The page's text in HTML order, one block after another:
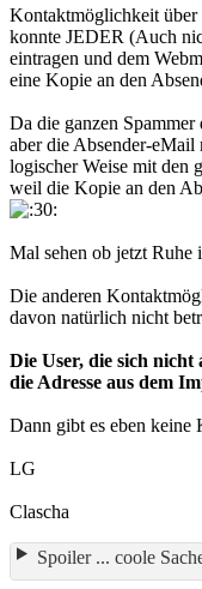
Kontaktmöglichkeit
konnte JEDER (Auch
eintragen und dem
eine Kopie an den
Da die ganzen
aber die Absender-eMail
logischer Weise mit den
weil die Kopie an den
Mal sehen ob jetzt Ruhe
Die anderen
davon natürlich nicht
Die User, die sich nicht
die Adresse aus dem
Dann gibt es eben keine
LG
Clascha
Spoiler ... coole